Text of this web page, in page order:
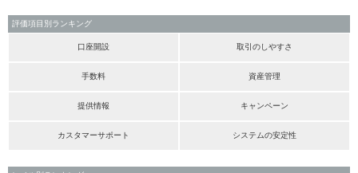
評価項目別ランキング
口座開設 取引のしやすさ
手数料 資産管理
提供情報 キャンペーン
カスタマーサポート システムの安定性